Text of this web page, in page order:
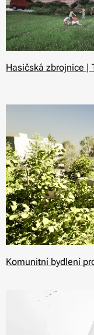
Hasičská zbrojnice |
Komunitní bydlení